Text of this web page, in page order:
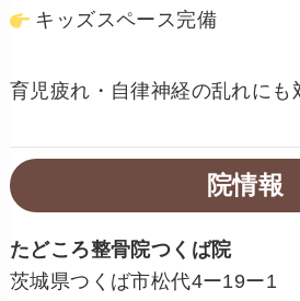
キッズスペース完備
育児疲れ・自律神経の乱れにも
院情報
たどころ整骨院つくば院
茨城県つくば市松代4ー19ー1